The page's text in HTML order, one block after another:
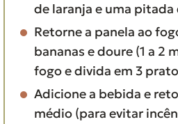
de laranja e uma pitada
Retorne a panela ao
bananas e doure (1 a 2
fogo e divida em 3
Adicione a bebida e
médio (para evitar